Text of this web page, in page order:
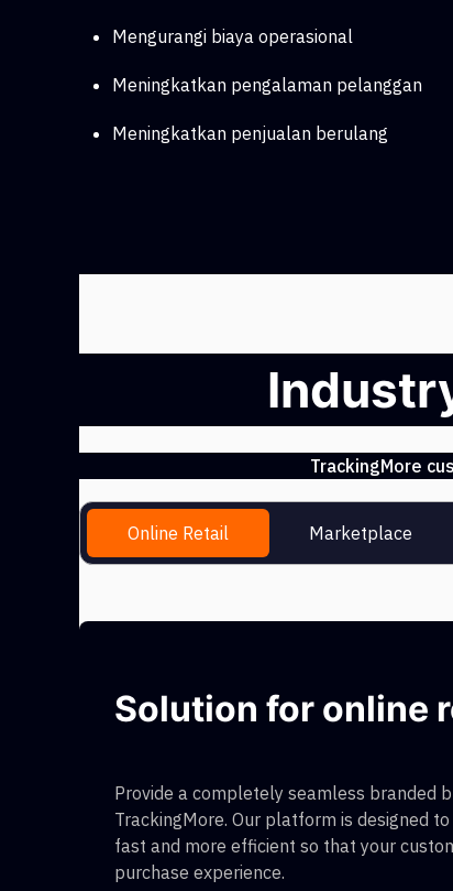
Mengurangi biaya operasional
Meningkatkan pengalaman pelanggan
Meningkatkan penjualan berulang
TrackingMore
Online Retail Marketplace
Solution for online
Provide a completely seamless branded
TrackingMore. Our platform is designed
fast and more efficient so that your
purchase experience.